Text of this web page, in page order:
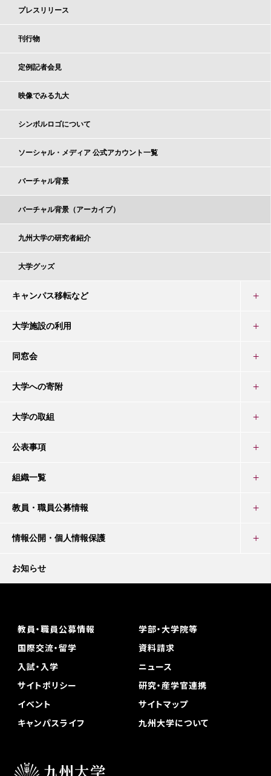
プレスリリース
刊行物
定例記者会見
映像でみる九大
シンボルロゴについて
ソーシャル・メディア 公式アカウント一覧
バーチャル背景
バーチャル背景（アーカイブ）
九州大学の研究者紹介
大学グッズ
キャンパス移転など
大学施設の利用
同窓会
大学への寄附
大学の取組
公表事項
組織一覧
教員・職員公募情報
情報公開・個人情報保護
お知らせ
教員・職員公募情報
学部・大学院等
国際交流・留学
資料請求
入試・入学
ニュース
サイトポリシー
研究・産学官連携
イベント
サイトマップ
キャンパスライフ
九州大学について